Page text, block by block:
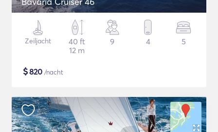
Zeiljacht
40 ft
12 m
9 4 5
$820 /nacht